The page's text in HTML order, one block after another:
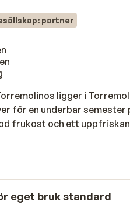
partner
ligger i
för en underbar
frukost och ett
du vill koppla av lite extra
kan du sova gott i ditt
eget bruk standard